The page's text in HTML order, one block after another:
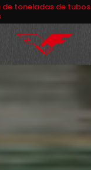
de toneladas de tubos